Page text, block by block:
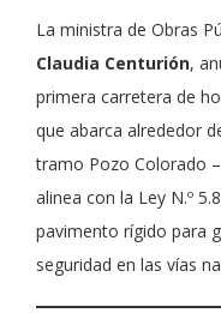
La ministra de Obras
Claudia Centurión,
primera carretera de
que abarca alrededor
tramo Pozo Colorado
alinea con la Ley N.º
pavimento rígido para
seguridad en las vías